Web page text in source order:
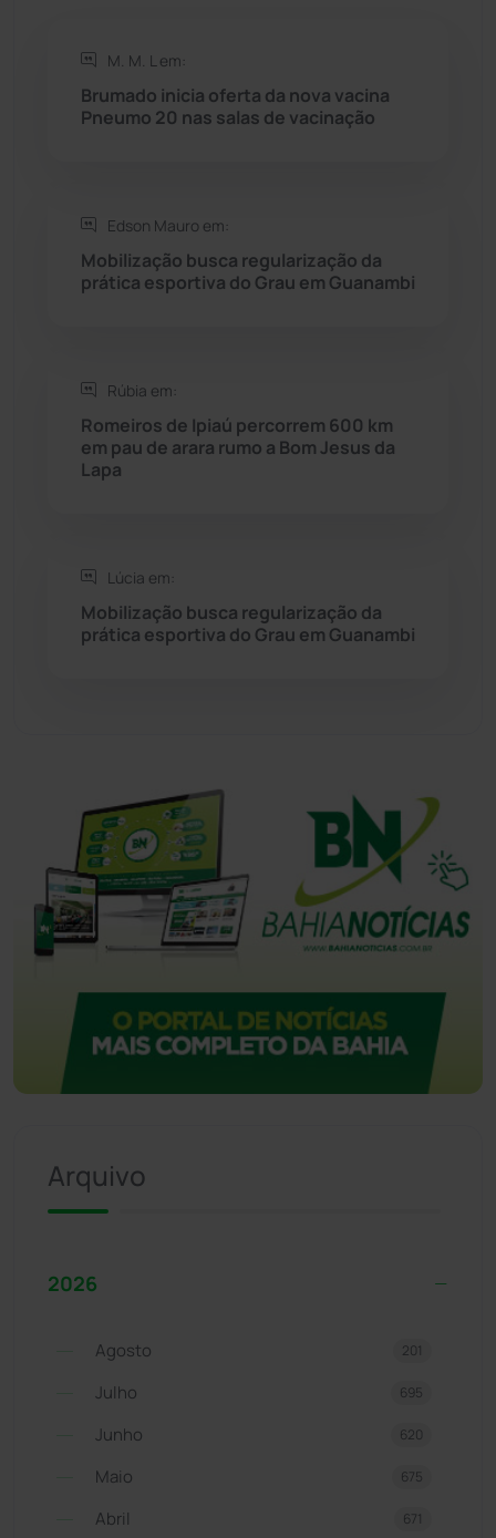
Rio do Antônio
Rio do Pires
Seabra
Sebastião Laranjeiras (96)
Sudoeste Baiano
Tanhaçu
M. M. L em:
Brumado inicia oferta da nova vacina
Pneumo 20 nas salas de vacinação
Edson Mauro em:
Mobilização busca regularização da
prática esportiva do Grau em Guanambi
Rúbia em:
Romeiros de Ipiaú percorrem 600 km
em pau de arara rumo a Bom Jesus da
Lapa
Lúcia em:
Mobilização busca regularização da
prática esportiva do Grau em Guanambi
Arquivo
2026
Agosto 201
Julho 695
Junho 620
Maio 675
Abril 671